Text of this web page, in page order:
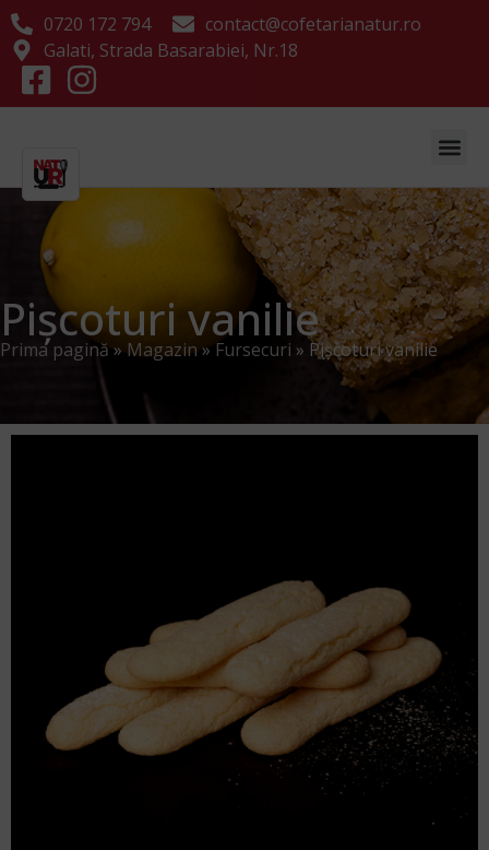
0720 172 794
contact@cofetarianatur.ro
Galati, Strada Basarabiei, Nr.18
Pișcoturi vanilie
Prima pagină »Magazin » Fursecuri » Pișcoturi vanilie